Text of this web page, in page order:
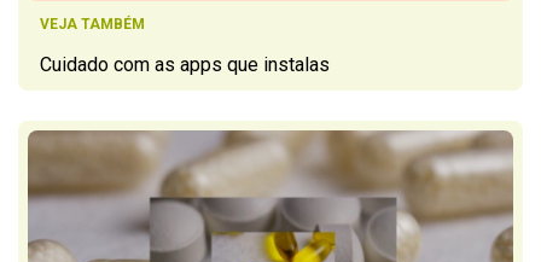
VEJA TAMBÉM
Cuidado com as apps que instalas